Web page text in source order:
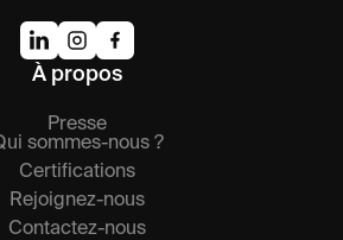
À propos
Presse
sommes-nous ?
Certifications
Rejoignez-nous
Contactez-nous